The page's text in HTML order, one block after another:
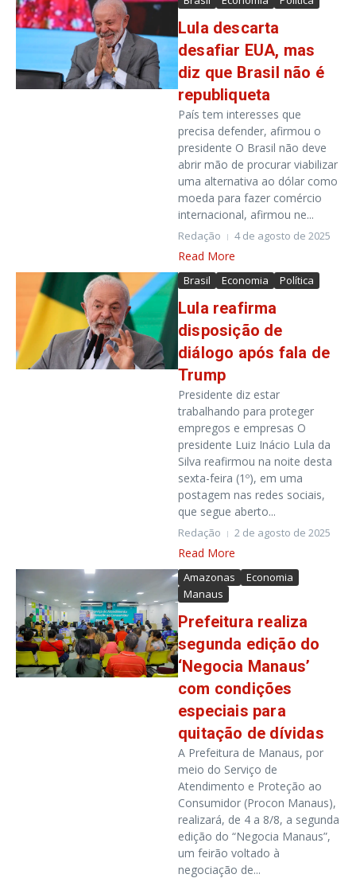
Lula descarta
desafiar EUA, mas
diz que Brasil não é
republiqueta
País tem interesses que
precisa defender, afirmou o
presidente O Brasil não deve
abrir mão de procurar viabilizar
uma alternativa ao dólar como
moeda para fazer comércio
internacional, afirmou ne...
Redação 4 de agosto de 2025
Read More
Brasil Economia Política
Lula reafirma
disposição de
diálogo após fala de
Trump
Presidente diz estar
trabalhando para proteger
empregos e empresas O
presidente Luiz Inácio Lula da
Silva reafirmou na noite desta
sexta-feira (1º), em uma
postagem nas redes sociais,
que segue aberto...
Redação 2 de agosto de 2025
Read More
Amazonas
Economia
Manaus
Prefeitura realiza
segunda edição do
‘Negocia Manaus’
com condições
especiais para
quitação de dívidas
A Prefeitura de Manaus, por
meio do Serviço de
Atendimento e Proteção ao
Consumidor (Procon Manaus),
realizará, de 4 a 8/8, a segunda
edição do “Negocia Manaus”,
um feirão voltado à
negociação de...